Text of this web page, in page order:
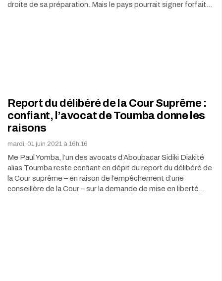
droite de sa préparation. Mais le pays pourrait signer forfait…
Report du délibéré de la Cour Suprême :
confiant, l’avocat de Toumba donne les
raisons
mardi, 01 juin 2021 à 16h:16
Me Paul Yomba, l’un des avocats d’Aboubacar Sidiki Diakité
alias Toumba reste confiant en dépit du report du délibéré de
la Cour suprême – en raison de l’empêchement d’une
conseillère de la Cour – sur la demande de mise en liberté…